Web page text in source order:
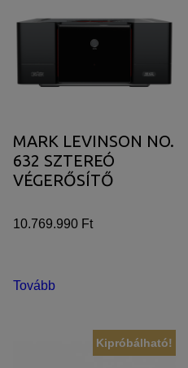
MARK LEVINSON NO.
632 SZTEREÓ
VÉGERŐSÍTŐ
10.769.990 Ft
Tovább
Kipróbálható!